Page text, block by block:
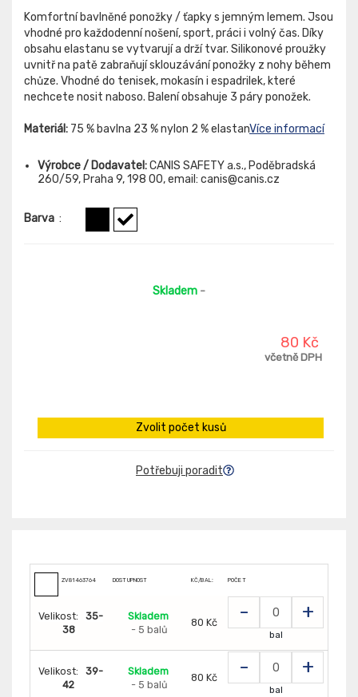
Komfortní bavlněné ponožky / ťapky s jemným lemem. Jsou
vhodné pro každodenní nošení, sport, práci i volný čas. Díky
obsahu elastanu se vytvarují a drží tvar. Silikonové proužky
uvnitř na patě zabraňují sklouzávání ponožky z nohy během
chůze. Vhodné do tenisek, mokasín i espadrilek, které
nechcete nosit naboso. Balení obsahuje 3 páry ponožek.
Materiál: 75 % bavlna 23 % nylon 2 % elastanVíce informací
Výrobce / Dodavatel:CANIS SAFETY a.s., Poděbradská
260/59, Praha 9, 198 00, email: canis@canis.cz
Barva :
Skladem -
80 Kč
včetně DPH
Zvolit počet kusů
Potřebuji poradit
ZV81463764 DOSTUPNOST KČ/BAL: POČET
Velikost:
35-
38
Skladem
- 5 balů
80 Kč - +
bal
Velikost:
39-
42
Skladem
- 5 balů
80 Kč - +
bal